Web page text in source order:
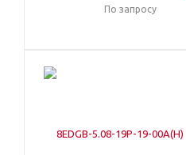
По запросу